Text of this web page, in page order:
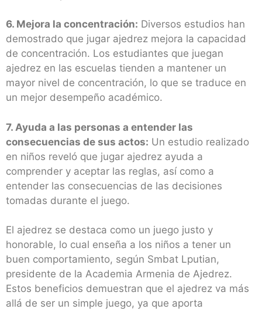
6. Mejora la concentración: Diversos estudios han
demostrado que jugar ajedrez mejora la capacidad
de concentración. Los estudiantes que juegan
ajedrez en las escuelas tienden a mantener un
mayor nivel de concentración, lo que se traduce en
un mejor desempeño académico.
7. Ayuda a las personas a entender las
consecuencias de sus actos: Un estudio realizado
en niños reveló que jugar ajedrez ayuda a
comprender y aceptar las reglas, así como a
entender las consecuencias de las decisiones
tomadas durante el juego.
El ajedrez se destaca como un juego justo y
honorable, lo cual enseña a los niños a tener un
buen comportamiento, según Smbat Lputian,
presidente de la Academia Armenia de Ajedrez.
Estos beneficios demuestran que el ajedrez va más
allá de ser un simple juego, ya que aporta